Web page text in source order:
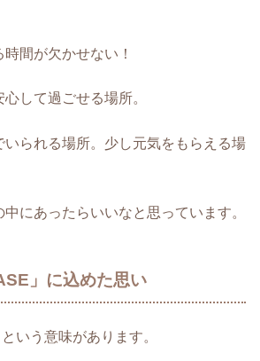
間が欠かせない！
して過ごせる場所。
いられる場所。少し元気をもらえる場
にあったらいいなと思っています。
」に込めた思い
いう意味があります。